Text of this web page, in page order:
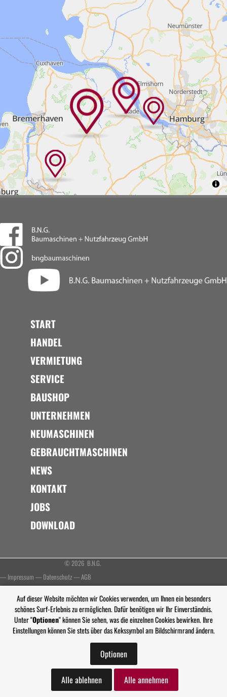
START
HANDEL
VERMIETUNG
SERVICE
BAUSHOP
UNTERNEHMEN
NEUMASCHINEN
GEBRAUCHTMASCHINEN
NEWS
KONTAKT
JOBS
DOWNLOAD
© 2026 B.N.G.
— Impressum — Datenschutz—AGB
Auf dieser Website möchten wir Cookies verwenden, um Ihnen ein besonders
schönes Surf-Erlebnis zu ermöglichen. Dafür benötigen wir Ihr Einverständnis.
Unter "Optionen" können Sie sehen, was die einzelnen Cookies bewirken. Ihre
Einstellungen können Sie stets über das Kekssymbol am Bildschirmrand ändern.
Optionen
Alle ablehnen Alle annehmen